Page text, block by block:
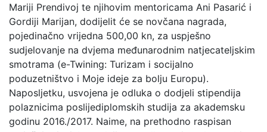
Mariji Prendivoj te njihovim mentoricama Ani Pasarić i
Gordiji Marijan, dodijelit će se novčana nagrada,
pojedinačno vrijedna 500,00 kn, za uspješno
sudjelovanje na dvjema međunarodnim natjecateljskim
smotrama (e-Twining: Turizam i socijalno
poduzetništvo i Moje ideje za bolju Europu).
Naposljetku, usvojena je odluka o dodjeli stipendija
polaznicima poslijediplomskih studija za akademsku
godinu 2016./2017. Naime, na prethodno raspisan